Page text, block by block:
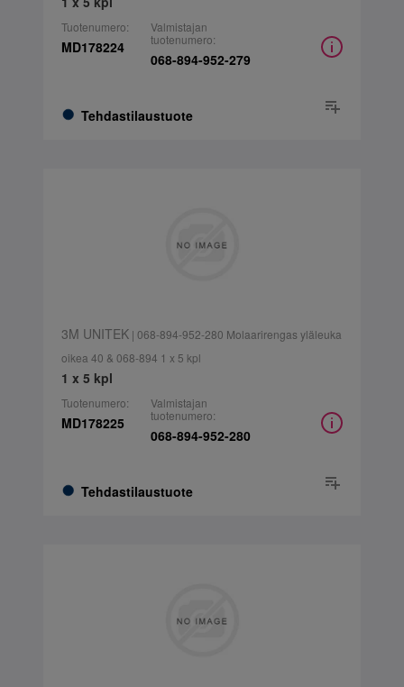
Tuotenumero:
MD178224
Tehdastilaustuote
Valmistajan
tuotenumero:
068-894-952-279
3M UNITEK| 068-894-952-280 Molaarirengas yläleuka
oikea 40 & 068-894 1 x 5 kpl
1 x 5 kpl
Tuotenumero:
MD178225
Tehdastilaustuote
Valmistajan
tuotenumero:
068-894-952-280